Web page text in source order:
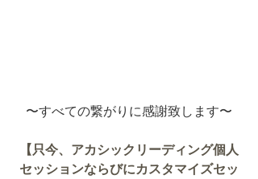
〜すべての繋がりに感謝致します〜
【只今、アカシックリーディング個人
セッションならびにカスタマイズセッ